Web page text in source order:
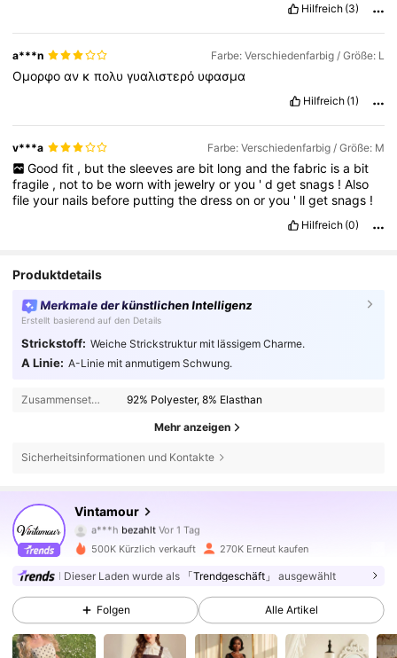
Hilfreich (3)
a***n Farbe: Verschiedenfarbig / Größe: L
Ομορφοαν κπολυγυαλιστερό υφασμα
Hilfreich (1)
v***a Farbe: Verschiedenfarbig / Größe: M
Good fit , but the sleeves are bit long and the fabric is a bit
fragile , notto bewornwith jewelryoryou 'dgetsnags !Also
fileyour nails before puttingthedressonoryou ' llgetsnags !
Hilfreich (0)
Produktdetails
Merkmale der künstlichen Intelligenz
Erstellt basierend auf den Details
Strickstoff: Weiche Strickstruktur mit lässigem Charme.
A Linie: A-Linie mit anmutigem Schwung.
Zusammensetzung: 92% Polyester, 8% Elasthan
Mehr anzeigen
Sicherheitsinformationen und Kontakte
Vintamour
4,77
645K Follower
l***i istVor 4 Stundengefolgt
4,77 645K Follower
500K Kürzlich verkauft 270K Erneut kaufen
Dieser Laden wurde als 「Trendgeschäft」 ausgewählt
Folgen Alle Artikel